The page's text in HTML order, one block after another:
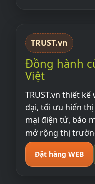
TRUST.vn
Đồng hành
Việt
TRUST.vn thiết
đại, tối ưu hiển
mại điện tử, bảo
mở rộng thị
Đặt hàng WEB